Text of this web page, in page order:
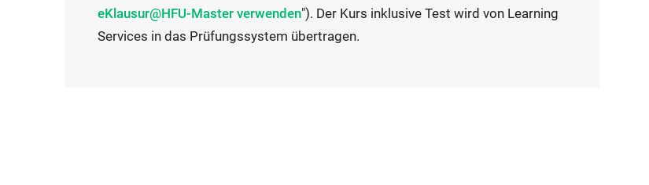
eKlausur@HFU-Master verwenden"). Der Kurs inklusive Test wird von Learning
Services in das Prüfungssystem übertragen.